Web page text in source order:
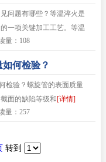
问题有哪些？等温淬火是
一项关键加工工艺。等温
情]
量：108
何检验？
检验？螺旋管的表面质量
面的缺陷等级和[详情]
量：257
转到